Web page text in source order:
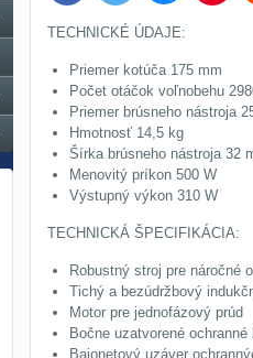
TECHNICKÉ ÚDAJE:
Priemer kotúča 175 mm
Počet otáčok voľnobehu
Priemer brúsneho nástroja
Hmotnosť 14,5 kg
Šírka brúsneho nástroja 32
Menovitý príkon 500 W
Výstupný výkon 310 W
TECHNICKÁ ŠPECIFIKÁCIA:
Robustný stroj pre náročné
Tichý a bezúdržbový
Motor pre jednofázový prúd
Bočne uzatvorené
Bajonetový uzáver